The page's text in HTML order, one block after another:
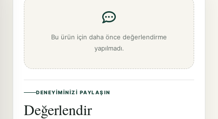
Bu ürün için daha önce değerlendirme
yapılmadı.
DENEYIMINIZI PAYLAŞIN
Değerlendir